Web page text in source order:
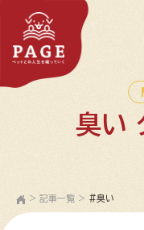
臭い
> 記事一覧 > #臭い